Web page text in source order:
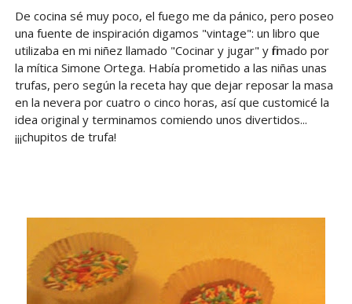
De cocina sé muy poco, el fuego me da pánico, pero poseo
una fuente de inspiración digamos "vintage": un libro que
utilizaba en mi niñez llamado "Cocinar y jugar" y firmado por
la mítica Simone Ortega. Había prometido a las niñas unas
trufas, pero según la receta hay que dejar reposar la masa
en la nevera por cuatro o cinco horas, así que customicé la
idea original y terminamos comiendo unos divertidos...
¡¡¡chupitos de trufa!